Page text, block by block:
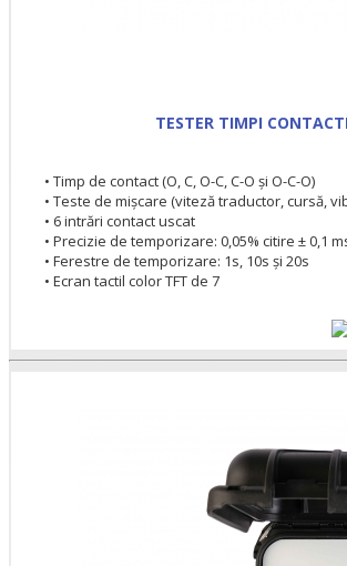
TESTER TIMPI
• Timp de contact (O, C, O-C, C-O şi O-C-O)
• Teste de mișcare (viteză traductor, cursă,
• 6 intrări contact uscat
• Precizie de temporizare: 0,05% citire ± 0,1
• Ferestre de temporizare: 1s, 10s şi 20s
• Ecran tactil color TFT de 7